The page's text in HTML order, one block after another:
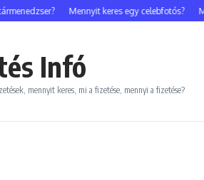
Mennyit keres egy celebfotós?
Infó
mennyit keres, mi a fizetése, mennyi a fizetése?